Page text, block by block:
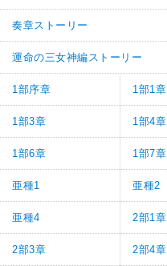
奏章ストーリー
運命の三女神編ストーリー
1部序章 1部1章
1部3章 1部4章
1部6章 1部7章
亜種1 亜種2
亜種4 2部1章
2部3章 2部4章